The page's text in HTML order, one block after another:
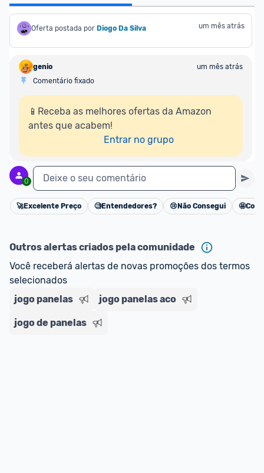
Oferta postada por Diogo Da Silva um mês atrás
genio
um mês atrás
Comentário fixado
📱Receba as melhores ofertas da Amazon
antes que acabem!
Entrar no grupo
0 Deixe o seu comentário
Cancelar
🚀Excelente Preço 🧐Entendedores? 😢 Não Consegui 🤩
Outros alertas criados pela comunidade
Você receberá alertas de novas promoções dos termos
selecionados
jogo panelas
jogo panelas aco
jogo de panelas